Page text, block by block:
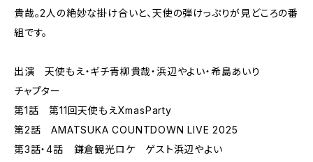
貴哉。2人の絶妙な掛け合いと、天使の弾けっぷりが見どころの番
組です。
出演 天使もえ・ギチ青柳貴哉・浜辺やよい・希島あいり
チャプター
第1話 第11回天使もえXmasParty
第2話 AMATSUKA COUNTDOWN LIVE 2025
第3話・4話 鎌倉観光ロケ ゲスト浜辺やよい